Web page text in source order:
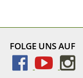
FOLGE UNS AUF